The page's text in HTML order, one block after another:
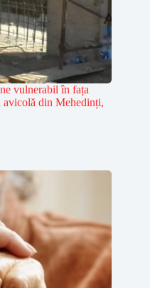
vulnerabil în fața
avicolă din Mehedinți,